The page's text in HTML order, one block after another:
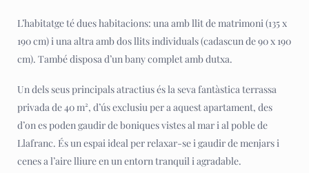
L’habitatge té dues habitacions: una amb llit de matrimoni (135 x
190 cm) i una altra amb dos llits individuals (cadascun de 90 x 190
cm). També disposa d’un bany complet amb dutxa.
Un dels seus principals atractius és la seva fantàstica terrassa
privada de 40 m², d’ús exclusiu per a aquest apartament, des
d’on es poden gaudir de boniques vistes al mar i al poble de
Llafranc. És un espai ideal per relaxar-se i gaudir de menjars i
cenes a l’aire lliure en un entorn tranquil i agradable.